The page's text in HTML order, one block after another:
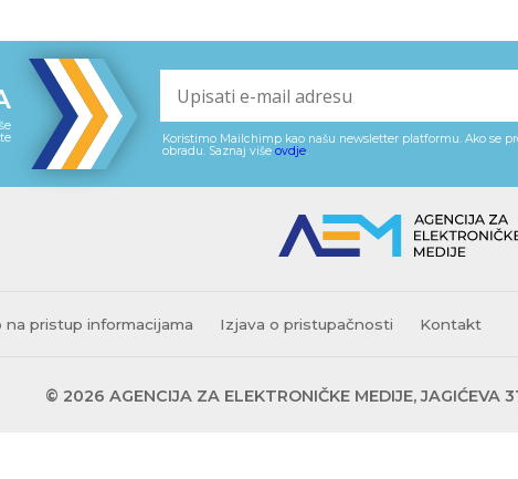
Koristimo Mailchimp kao našu newsletter platformu. Ako se
obradu. Saznaj više ovdje.
na pristup informacijama Izjava o pristupačnosti Kontakt
© 2026 AGENCIJA ZA ELEKTRONIČKE MEDIJE, JAGIĆEVA